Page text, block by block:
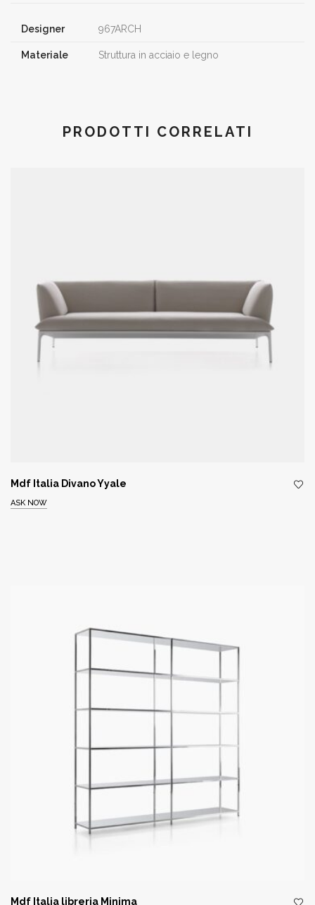
Designer 967ARCH
Materiale Struttura in acciaio e legno
PRODOTTI CORRELATI
Mdf Italia Divano Yyale
ASK NOW
Mdf Italia libreria Minima